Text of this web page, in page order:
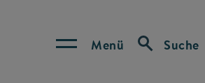
Menü Suche